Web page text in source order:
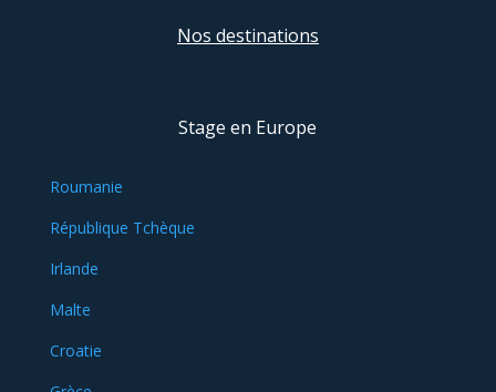
Nos destinations
Stage en Europe
Roumanie
République Tchèque
Irlande
Malte
Croatie